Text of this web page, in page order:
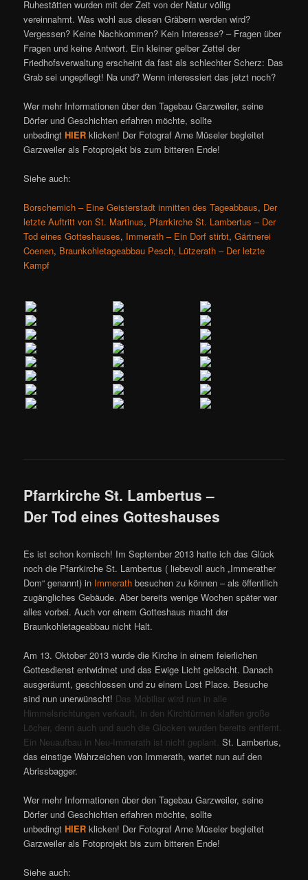
Ruhestätten wurden mit der Zeit von der Natur völlig
vereinnahmt. Was wohl aus diesen Gräbern werden wird?
Vergessen? Keine Nachkommen? Kein Interesse? – Fragen über
Fragen und keine Antwort. Ein kleiner gelber Zettel der
Friedhofsverwaltung erscheint da fast als schlechter Scherz: Das
Grab sei ungepflegt! Na und? Wenn interessiert das jetzt noch?
Wer mehr Informationen über den Tagebau Garzweiler, seine
Dörfer und Geschichten erfahren möchte, sollte
unbedingtHIER klicken! Der Fotograf Arne Müseler begleitet
Garzweiler als Fotoprojekt bis zum bitteren Ende!
Siehe auch:
Borschemich – Eine Geisterstadt inmitten des Tageabbaus, Der
letzte Auftritt von St. Martinus, Pfarrkirche St. Lambertus – Der
Tod eines Gotteshauses, Immerath – Ein Dorf stirbt,Gärtnerei
Coenen, Braunkohletageabbau Pesch, Lützerath – Der letzte
Kampf
Pfarrkirche St. Lambertus –
Der Tod eines Gotteshauses
Es ist schon komisch! Im September 2013 hatte ich das Glück
noch die Pfarrkirche St. Lambertus ( liebevoll auch „Immerather
Dom“ genannt)in Immerath besuchen zu können – als öffentlich
zugängliches Gebäude. Aber bereits wenige Wochen später war
alles vorbei. Auch vor einem Gotteshaus macht der
Braunkohletageabbau nicht Halt.
Am 13. Oktober 2013 wurde die Kirche in einem feierlichen
Gottesdienst entwidmet und das Ewige Licht gelöscht. Danach
ausgeräumt, geschlossen und zu einem Lost Place. Besuche
sind nun unerwünscht! Das Mobiliar wird nun in alle
Himmelsrichtungen verkauft, in den Kirchtürmen klaffen große
Löcher, denn auch und auch die Glocken wurden bereits entfernt.
Ein Neuaufbau in Neu-Immerath ist nicht geplant. St. Lambertus,
das einstige Wahrzeichen von Immerath, wartet nun auf den
Abrissbagger.
Wer mehr Informationen über den Tagebau Garzweiler, seine
Dörfer und Geschichten erfahren möchte, sollte
unbedingtHIER klicken! Der Fotograf Arne Müseler begleitet
Garzweiler als Fotoprojekt bis zum bitteren Ende!
Siehe auch: